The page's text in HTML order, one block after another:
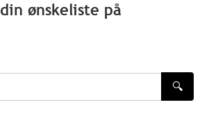
ønskeliste på
🔍